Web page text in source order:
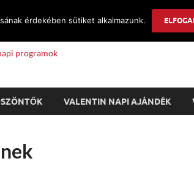
programok
VALENTIN NAPI AJÁNDÉK
érdekében sütiket alkalmazunk.